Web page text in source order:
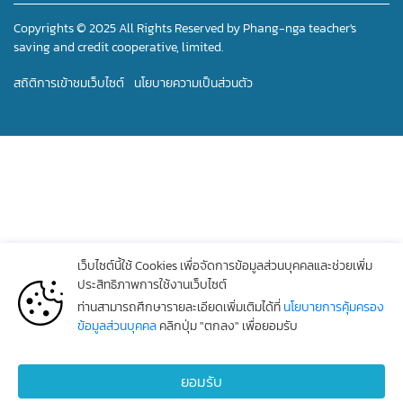
Copyrights © 2025 All Rights Reserved by Phang-nga teacher's
saving and credit cooperative, limited.
สถิติการเข้าชมเว็บไซต์ นโยบายความเป็นส่วนตัว
เว็บไซต์นี้ใช้ Cookies เพื่อจัดการข้อมูลส่วนบุคคลและช่วยเพิ่ม
ประสิทธิภาพการใช้งานเว็บไซต์
ท่านสามารถศึกษารายละเอียดเพิ่มเติมได้ที่นโยบายการคุ้มครอง
ข้อมูลส่วนบุคคลคลิกปุ่ม "ตกลง" เพื่อยอมรับ
ยอมรับ